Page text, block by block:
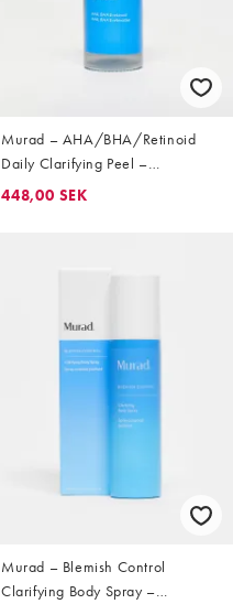
Murad – AHA/BHA/Retinoid
Daily Clarifying Peel –
Rengörande skrubb 100ml
448,00 SEK
Murad – Blemish Control
Clarifying Body Spray –